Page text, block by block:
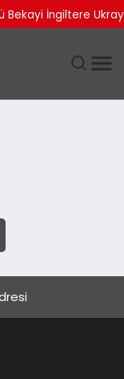
Bekayi İngiltere